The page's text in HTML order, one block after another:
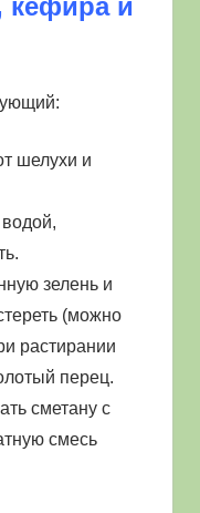
шелухи и
зелень и
(можно
растирании
перец.
сметану с
смесь